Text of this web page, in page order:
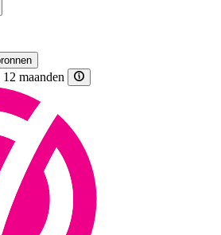
maanden